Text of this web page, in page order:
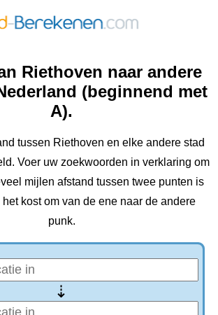
Riethoven naar andere
(beginnend met
A).
tussen Riethoven en elke andere stad
Voer uw zoekwoorden in verklaring om
mijlen afstand tussen twee punten is
kost om van de ene naar de andere
punk.
⇢